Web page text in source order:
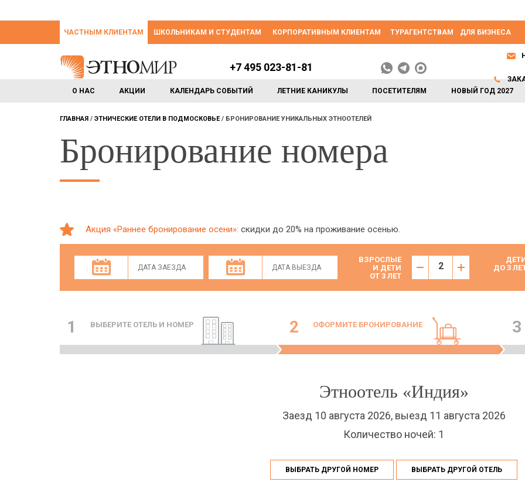
ЧАСТНЫМ КЛИЕНТАМ ШКОЛЬНИКАМ И СТУДЕНТАМ КОРПОРАТИВНЫМ КЛИЕНТАМ ТУРАГЕНТСТВАМ ДЛЯ БИЗНЕСА
О НАС АКЦИИ КАЛЕНДАРЬ СОБЫТИЙ ЛЕТНИЕ КАНИКУЛЫ ПОСЕТИТЕЛЯМ НОВЫЙ ГОД 2027
+7 495 023-81-81
ГЛАВНАЯ ЭТНИЧЕСКИЕ ОТЕЛИ В ПОДМОСКОВЬЕ БРОНИРОВАНИЕ УНИКАЛЬНЫХ ЭТНООТЕЛЕЙ
Бронирование номера
Акция «Раннее бронирование осени»: скидки до 20% на проживание осенью.
ВЗРОСЛЫЕ
И ДЕТИ
ОТ 3 ЛЕТ
ДО 3
1 ВЫБЕРИТЕ ОТЕЛЬ И НОМЕР 2 ОФОРМИТЕ БРОНИРОВАНИЕ 3
Этноотель «Индия»
Заезд 10 августа 2026, выезд 11 августа 2026
Количество ночей: 1
ВЫБРАТЬ ДРУГОЙ НОМЕР ВЫБРАТЬ ДРУГОЙ ОТЕЛЬ